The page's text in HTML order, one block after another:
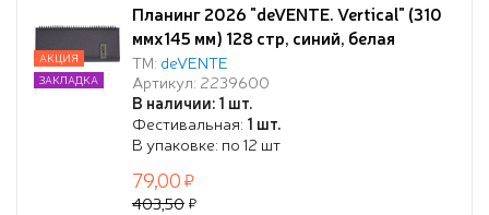
Планинг 2026 "deVENTE. Vertical" (310
ммx145 мм) 128 стр, синий, белая
бумага 70 г/м², печать в 2 краски,
твердая обложка из искусственной
кожи с поролоном, отстрочка, термо
тиснение, евро спираль, в
термоусадочной пленке,
ТМ: deVENTE
Артикул: 2239600
В наличии: 1 шт.
Фестивальная: 1 шт.
В упаковке: по 12 шт
АКЦИЯ
ЗАКЛАДКА
79,00
403,50